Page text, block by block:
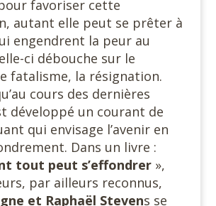
favoriser cette
autant elle peut se prêter à
engendrent la peur au
ci débouche sur le
fatalisme, la résignation.
cours des dernières
développé un courant de
qui envisage l’avenir en
Dans un livre :
tout peut s’effondrer»,
par ailleurs reconnus,
et Raphaël Stevens se